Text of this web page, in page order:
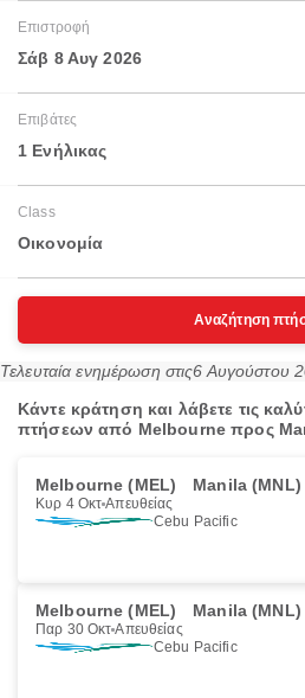
Επιστροφή
Σάβ 8 Αυγ 2026
Επιβάτες
1 Ενήλικας
Class
Οικονομία
Αναζήτηση
Τελευταία ενημέρωση στις6 Αυγούστου
Κάντε κράτηση και λάβετε τις
πτήσεων από Melbourne προς
Melbourne (MEL) Manila (MNL)
Κυρ 4 Οκτ Απευθείας
Cebu Pacific
Melbourne (MEL) Manila (MNL)
Παρ 30 Οκτ Απευθείας
Cebu Pacific